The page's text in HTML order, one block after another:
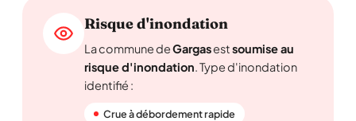
Risque d'inondation
La commune deGargasestsoumise au
risque d'inondation. Type d'inondation
identifié :
Crue à débordement rapide